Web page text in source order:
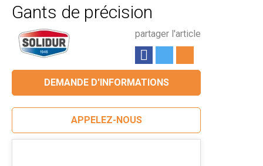
Gants de précision
partager l'article
DEMANDE D'INFORMATIONS
APPELEZ-NOUS